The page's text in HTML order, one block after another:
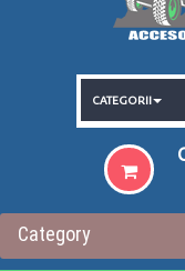
CATEGORII
Category